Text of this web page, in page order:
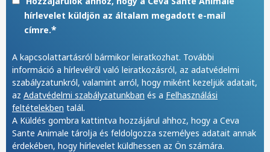
hírlevelet küldjön az általam megadott e-mail
címre.*
A kapcsolattartásról bármikor leiratkozhat. További
információ a hírlevélről való leiratkozásról, az adatvédelmi
szabályzatunkról, valamint arról, hogy miként kezeljük adatait,
az Adatvédelmi szabályzatunkban és a Felhasználási
feltételekben talál.
A Küldés gombra kattintva hozzájárul ahhoz, hogy a Ceva
Sante Animale tárolja és feldolgozza személyes adatait annak
érdekében, hogy hírlevelet küldhessen az Ön számára.